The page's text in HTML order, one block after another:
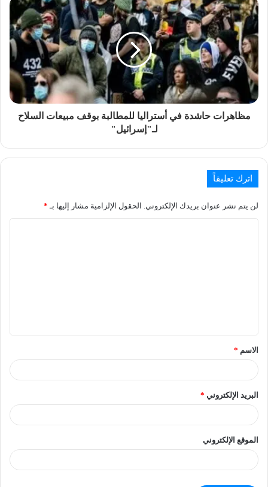
مظاهرات حاشدة في أستراليا للمطالبة بوقف مبيعات السلاح
لـ"إسرائيل"
اترك تعليقاً
لن يتم نشر عنوان بريدك الإلكتروني. الحقول الإلزامية مشار إليها بـ *
الاسم *
البريد الإلكتروني *
الموقع الإلكتروني